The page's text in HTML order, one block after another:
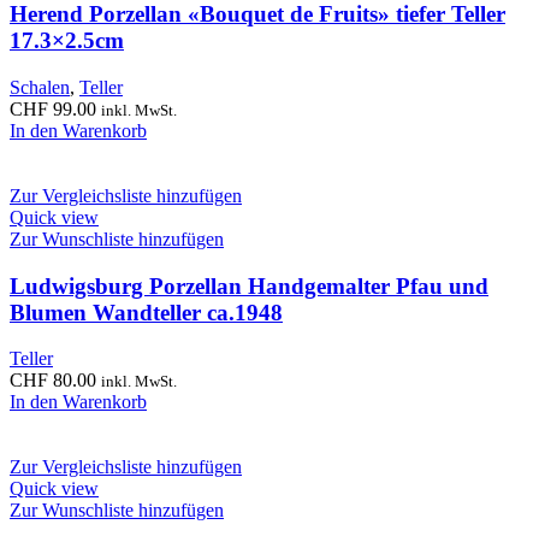
Herend Porzellan «Bouquet de Fruits» tiefer Teller
17.3×2.5cm
Schalen, Teller
CHF 99.00 inkl. MwSt.
In den Warenkorb
Zur Vergleichsliste hinzufügen
Quick view
Zur Wunschliste hinzufügen
Ludwigsburg Porzellan Handgemalter Pfau und
Blumen Wandteller ca.1948
Teller
CHF 80.00 inkl. MwSt.
In den Warenkorb
Zur Vergleichsliste hinzufügen
Quick view
Zur Wunschliste hinzufügen